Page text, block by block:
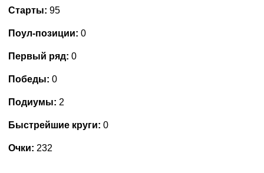
Старты: 95
Поул-позиции: 0
Первый ряд: 0
Победы: 0
Подиумы: 2
Быстрейшие круги: 0
Очки: 232